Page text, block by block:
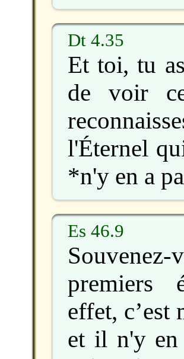
Dt 4.35
Et toi, tu
de voir
l'Éternel
*n'y en a
Es 46.9
premiers
effet, c’est
et il n'y en